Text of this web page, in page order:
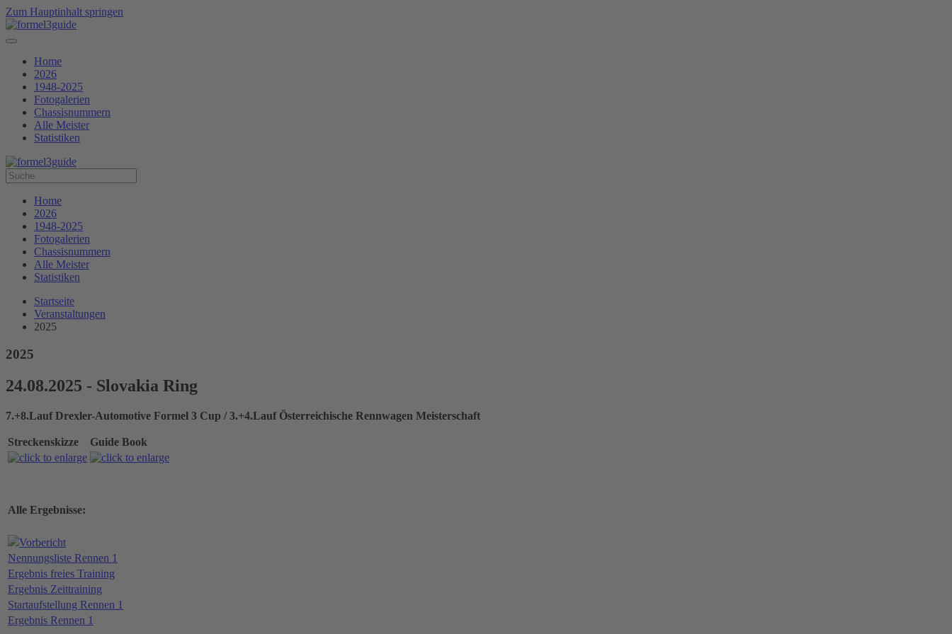
Zum Hauptinhalt springen
Home
2026
1948-2025
Fotogalerien
Chassisnummern
Alle Meister
Statistiken
Home
2026
1948-2025
Fotogalerien
Chassisnummern
Alle Meister
Statistiken
Startseite
Veranstaltungen
2025
2025
24.08.2025 - Slovakia Ring
7.+8.Lauf Drexler-Automotive Formel 3 Cup / 3.+4.Lauf Österreichische Rennwagen Meisterschaft
Streckenskizze Guide Book
Alle Ergebnisse:
Vorbericht
Nennungsliste Rennen 1
Ergebnis freies Training
Ergebnis Zeittraining
Startaufstellung Rennen 1
Ergebnis Rennen 1